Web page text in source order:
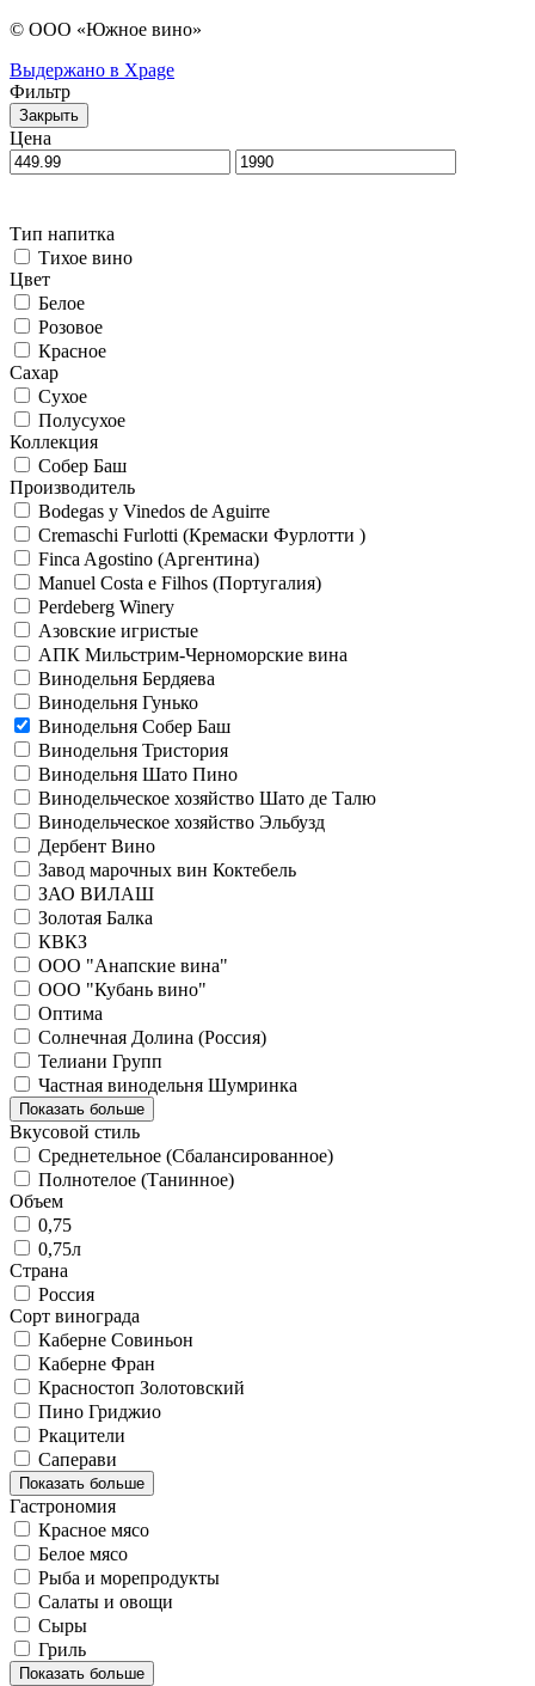
© ООО «Южное вино»
Выдержано в Xpage
Фильтр
Закрыть
Цена
Тип напитка
Тихое вино
Цвет
Белое
Розовое
Красное
Сахар
Сухое
Полусухое
Коллекция
Собер Баш
Производитель
Bodegas y Vinedos de Aguirre
Cremaschi Furlotti (Кремаски Фурлотти )
Finca Agostino (Аргентина)
Manuel Costa e Filhos (Португалия)
Perdeberg Winery
Азовские игристые
АПК Мильстрим-Черноморские вина
Винодельня Бердяева
Винодельня Гунько
Винодельня Собер Баш
Винодельня Тристория
Винодельня Шато Пино
Винодельческое хозяйство Шато де Талю
Винодельческое хозяйство Эльбузд
Дербент Вино
Завод марочных вин Коктебель
ЗАО ВИЛАШ
Золотая Балка
КВКЗ
ООО "Анапские вина"
ООО "Кубань вино"
Оптима
Солнечная Долина (Россия)
Телиани Групп
Частная винодельня Шумринка
Показать больше
Вкусовой стиль
Среднетельное (Сбалансированное)
Полнотелое (Танинное)
Объем
0,75
0,75л
Страна
Россия
Сорт винограда
Каберне Совиньон
Каберне Фран
Красностоп Золотовский
Пино Гриджио
Ркацители
Саперави
Показать больше
Гастрономия
Красное мясо
Белое мясо
Рыба и морепродукты
Салаты и овощи
Сыры
Гриль
Показать больше